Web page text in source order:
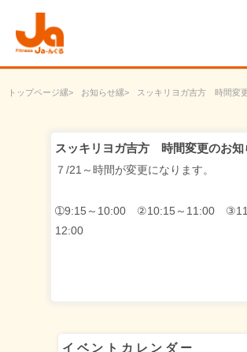
トップページ お知らせ スッキリヨガ吉方 時間変
スッキリヨガ吉方 時間変更のお知
７/21～時間が変更になります。
➀9:15～10:00 ②10:15～11:00
12:00
イベントカレンダー